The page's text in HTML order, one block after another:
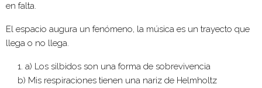
en falta.
El espacio augura un fenómeno, la música es un trayecto que
llega o no llega.
a) Los silbidos son una forma de sobrevivencia
b) Mis respiraciones tienen una nariz de Helmholtz